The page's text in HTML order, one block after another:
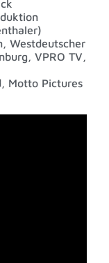
Westdeutscher
VPRO TV,
Motto Pictures